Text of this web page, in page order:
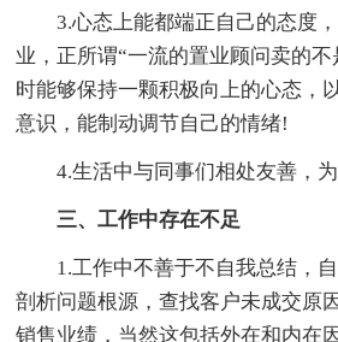
3.心态上能都端正自己的态度
业，正所谓“一流的置业顾问卖的
时能够保持一颗积极向上的心态，
意识，能制动调节自己的情绪!
4.生活中与同事们相处友善，
三、工作中存在不足
1.工作中不善于不自我总结，
剖析问题根源，查找客户未成交原
销售业绩，当然这包括外在和内在